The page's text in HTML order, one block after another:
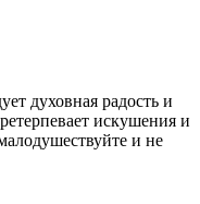
духовная радость и
искушения и
и не